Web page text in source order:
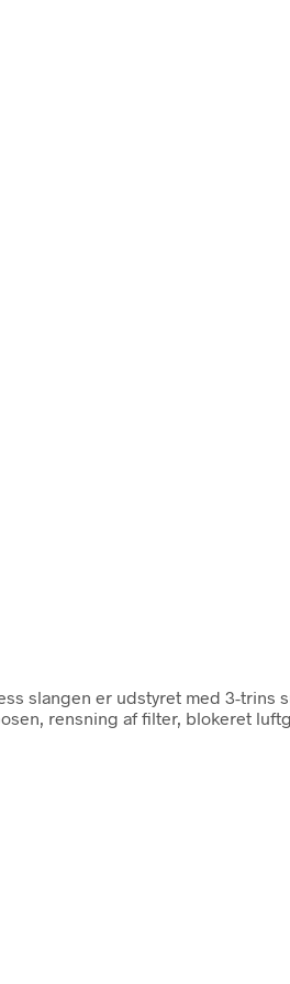
slangen er udstyret med 3-trins
rensning af filter, blokeret luftg